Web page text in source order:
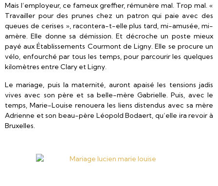
Mais l’employeur, ce fameux greffier, rémunère mal. Trop mal. «
Travailler pour des prunes chez un patron qui paie avec des
queues de cerises », racontera-t-elle plus tard, mi-amusée, mi-
amère. Elle donne sa démission. Et décroche un poste mieux
payé aux Établissements Courmont de Ligny. Elle se procure un
vélo, enfourché par tous les temps, pour parcourir les quelques
kilomètres entre Clary et Ligny.
Le mariage, puis la maternité, auront apaisé les tensions jadis
vives avec son père et sa belle-mère Gabrielle. Puis, avec le
temps, Marie-Louise renouera les liens distendus avec sa mère
Adrienne et son beau-père Léopold Bodaert, qu’elle ira revoir à
Bruxelles.